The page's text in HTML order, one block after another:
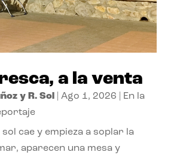
a la venta
y R. Sol| Ago 1, 2026
En la
sol cae y empieza a soplar la
aparecen una mesa y